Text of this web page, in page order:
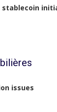
stablecoin
issues